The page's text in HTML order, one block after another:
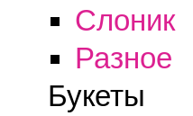
Слоник
Разное
Букеты